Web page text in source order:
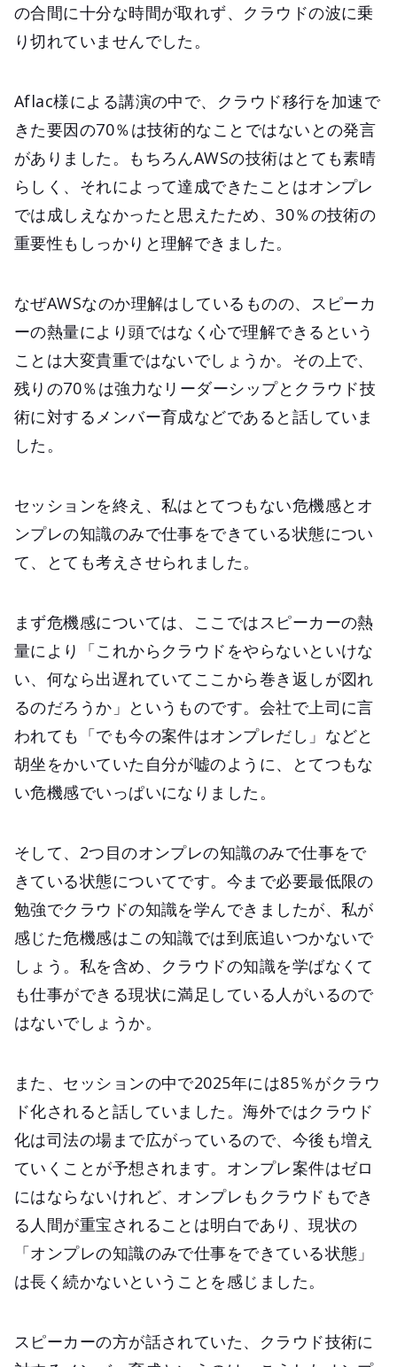
の合間に十分な時間が取れず、クラウドの波に乗
り切れていませんでした。
Aflac様による講演の中で、クラウド移行を加速で
きた要因の70％は技術的なことではないとの発言
がありました。もちろんAWSの技術はとても素晴
らしく、それによって達成できたことはオンプレ
では成しえなかったと思えたため、30％の技術の
重要性もしっかりと理解できました。
なぜAWSなのか理解はしているものの、スピーカ
ーの熱量により頭ではなく心で理解できるという
ことは大変貴重ではないでしょうか。その上で、
残りの70％は強力なリーダーシップとクラウド技
術に対するメンバー育成などであると話していま
した。
セッションを終え、私はとてつもない危機感とオ
ンプレの知識のみで仕事をできている状態につい
て、とても考えさせられました。
まず危機感については、ここではスピーカーの熱
量により「これからクラウドをやらないといけな
い、何なら出遅れていてここから巻き返しが図れ
るのだろうか」というものです。会社で上司に言
われても「でも今の案件はオンプレだし」などと
胡坐をかいていた自分が嘘のように、とてつもな
い危機感でいっぱいになりました。
そして、2つ目のオンプレの知識のみで仕事をで
きている状態についてです。今まで必要最低限の
勉強でクラウドの知識を学んできましたが、私が
感じた危機感はこの知識では到底追いつかないで
しょう。私を含め、クラウドの知識を学ばなくて
も仕事ができる現状に満足している人がいるので
はないでしょうか。
また、セッションの中で2025年には85％がクラウ
ド化されると話していました。海外ではクラウド
化は司法の場まで広がっているので、今後も増え
ていくことが予想されます。オンプレ案件はゼロ
にはならないけれど、オンプレもクラウドもでき
る人間が重宝されることは明白であり、現状の
「オンプレの知識のみで仕事をできている状態」
は長く続かないということを感じました。
スピーカーの方が話されていた、クラウド技術に